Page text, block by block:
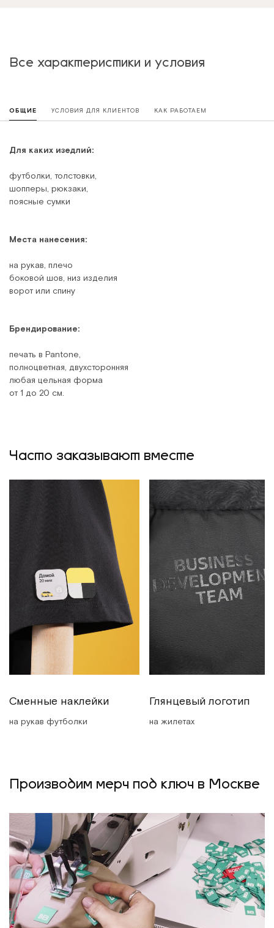
Все характеристики и условия
ОБЩИЕ УСЛОВИЯ ДЛЯ КЛИЕНТОВ КАК РАБОТАЕМ
Для каких изедлий:
футболки, толстовки,
шопперы, рюкзаки,
поясные сумки
Места нанесения:
на рукав, плечо
боковой шов, низ изделия
ворот или спину
Брендирование:
печать в Pantone,
полноцветная, двухсторонняя
любая цельная форма
от 1 до 20 см.
Часто заказывают вместе
Сменные наклейки
на рукав футболки
Глянцевый логотип
на жилетах
Производим мерч под ключ в Москве